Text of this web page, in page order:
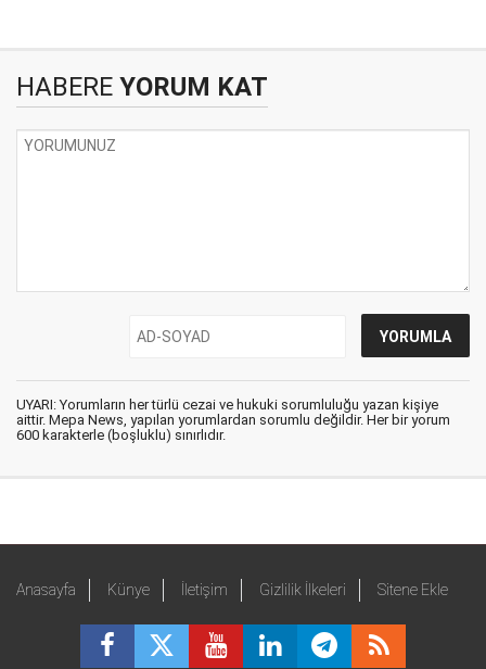
HABERE YORUM KAT
UYARI: Yorumların her türlü cezai ve hukuki sorumluluğu yazan kişiye
aittir. Mepa News, yapılan yorumlardan sorumlu değildir. Her bir yorum
600 karakterle (boşluklu) sınırlıdır.
Anasayfa Künye İletişim Gizlilik İlkeleri Sitene Ekle